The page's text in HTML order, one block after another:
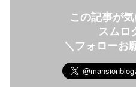
この記事が気
スムロ
＼フォローお